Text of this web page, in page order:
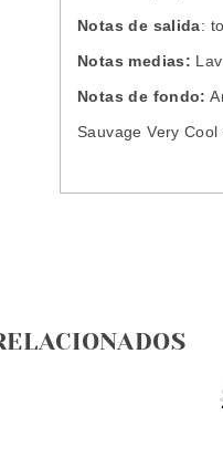
Notas de salida:
Notas medias:
Notas de fondo:
Sauvage Very